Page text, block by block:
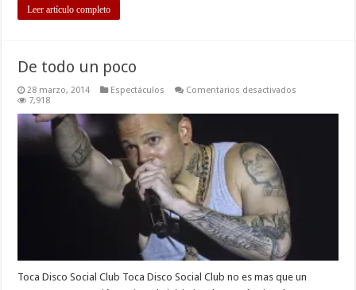
Leer artículo completo
De todo un poco
28 marzo, 2014 Espectáculos Comentarios desactivados
7,918
Toca Disco Social Club Toca Disco Social Club no es mas que un